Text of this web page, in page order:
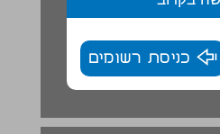
כניסת רשומים